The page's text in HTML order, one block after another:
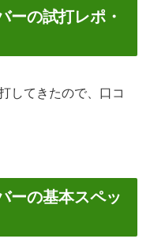
ーの試打レポ・
してきたので、口コ
ーの基本スペッ